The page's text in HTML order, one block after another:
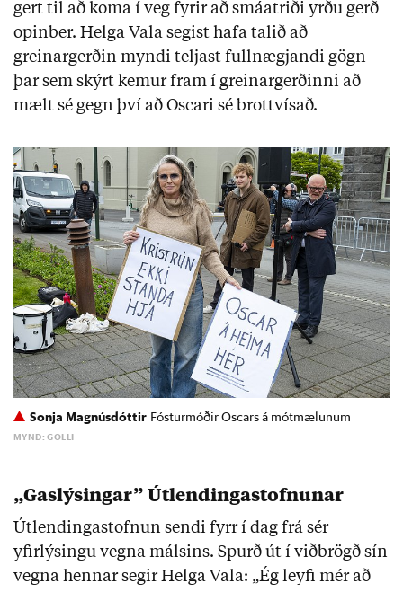
gert til að koma í veg fyrir að smáatriði yrðu gerð
opinber. Helga Vala segist hafa talið að
greinargerðin myndi teljast fullnægjandi gögn
þar sem skýrt kemur fram í greinargerðinni að
mælt sé gegn því að Oscari sé brottvísað.
Sonja Magnúsdóttir Fósturmóðir Oscars á mótmælunum
MYND: GOLLI
„Gaslýsingar” Útlendingastofnunar
Útlendingastofnun sendi fyrr í dag frá sér
yfirlýsingu vegna málsins. Spurð út í viðbrögð sín
vegna hennar segir Helga Vala: „Ég leyfi mér að